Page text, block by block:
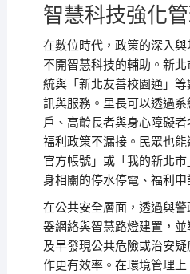
智慧科技強化
在數位時代，政策的深入
不開智慧科技的輔助。新
統與「新北友善校園通」
訊與服務。里長可以透過
戶、高齡長者與身心障礙
福利政策不漏接。民眾也
官方帳號」或「我的新北
身相關的停水停電、福利
在公共安全層面，透過與
器網絡與智慧路燈建置，
及早發現公共危險或治安
作更有效率。在環境管理